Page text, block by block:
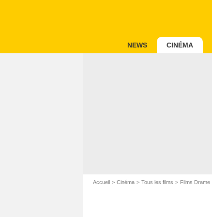
NEWS CINÉMA
Accueil Cinéma Tous les films Films Drame